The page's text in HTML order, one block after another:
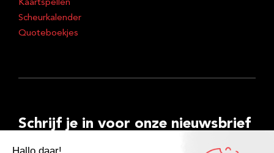
Kaartspellen
Scheurkalender
Quoteboekjes
Schrijf je in voor onze nieuwsbrief